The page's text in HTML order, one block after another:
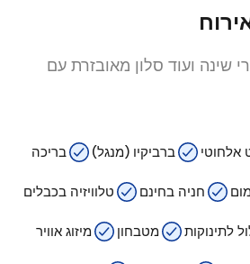
אירוח עם 5 חדרי שינה ועוד סלון מאובזרת עם
אלחוטי ברביקיו (מנגל) בריכה
חניה בחינם טלוויזיה בכבלים
לתינוקות מטבחון מיזוג אוויר